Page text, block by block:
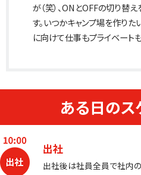
が（笑）、ONとOFFの切り替
す。いつかキャンプ場を作り
に向けて仕事もプライベート
ある日のス
出社
出社後は社員全員で社内の